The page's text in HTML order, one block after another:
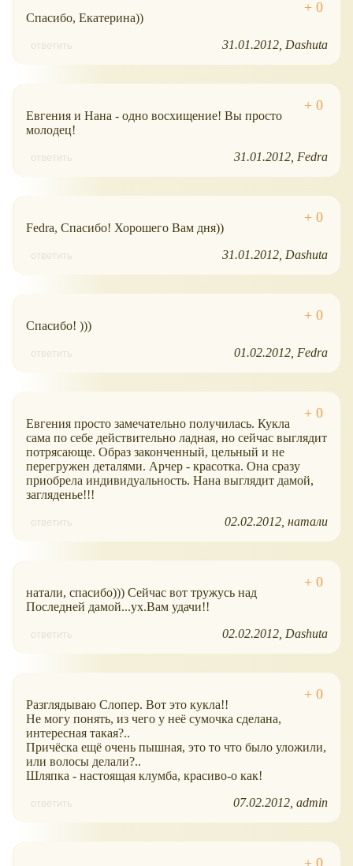
Спасибо, Екатерина))
ответить 31.01.2012 Dashuta
Евгения и Нана - одно восхищение! Вы просто
молодец!
ответить 31.01.2012 Fedra
Fedra, Спасибо! Хорошего Вам дня))
ответить 31.01.2012 Dashuta
Спасибо! )))
ответить 01.02.2012 Fedra
Евгения просто замечательно получилась. Кукла
сама по себе действительно ладная, но сейчас выглядит
потрясающе. Образ законченный, цельный и не
перегружен деталями. Арчер - красотка. Она сразу
приобрела индивидуальность. Нана выглядит дамой,
загляденье!!!
ответить 02.02.2012 натали
натали, спасибо))) Сейчас вот тружусь над
Последней дамой...ух.Вам удачи!!
ответить 02.02.2012 Dashuta
Разглядываю Слопер. Вот это кукла!!
Не могу понять, из чего у неё сумочка сделана,
интересная такая?..
Причёска ещё очень пышная, это то что было уложили,
или волосы делали?..
Шляпка - настоящая клумба, красиво-о как!
ответить 07.02.2012 admin